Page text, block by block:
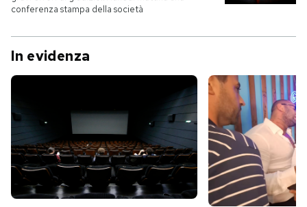
conferenza stampa della società
In evidenza